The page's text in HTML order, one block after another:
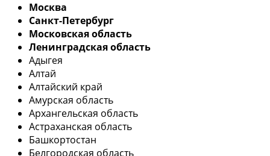
Москва
Санкт-Петербург
Московская область
Ленинградская область
Адыгея
Алтай
Алтайский край
Амурская область
Архангельская область
Астраханская область
Башкортостан
Белгородская область